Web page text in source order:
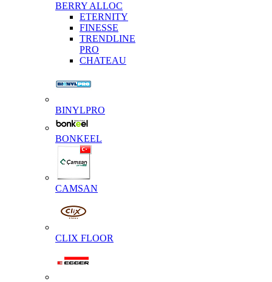
BERRY ALLOC
ETERNITY
FINESSE
TRENDLINE
PRO
CHATEAU
BINYLPRO
BONKEEL
CAMSAN
CLIX FLOOR